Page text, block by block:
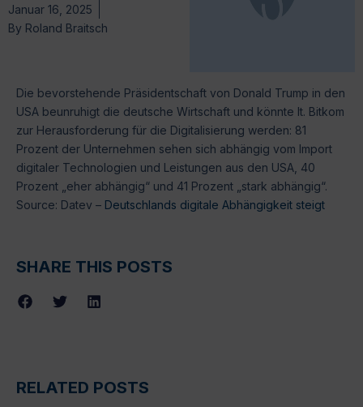
Januar 16, 2025
By Roland Braitsch
Die bevorstehende Präsidentschaft von Donald Trump in den
USA beunruhigt die deutsche Wirtschaft und könnte lt. Bitkom
zur Herausforderung für die Digitalisierung werden: 81
Prozent der Unternehmen sehen sich abhängig vom Import
digitaler Technologien und Leistungen aus den USA, 40
Prozent „eher abhängig“ und 41 Prozent „stark abhängig“.
Source: Datev – Deutschlands digitale Abhängigkeit steigt
SHARE THIS POSTS
RELATED POSTS